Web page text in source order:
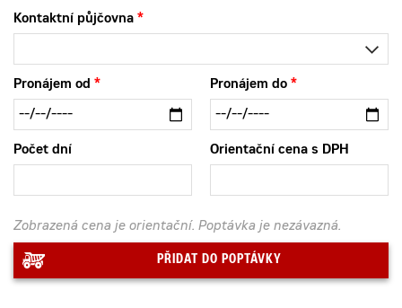
Kontaktní půjčovna
Pronájem od Pronájem do
Počet dní Orientační cena s DPH
Zobrazená cena je orientační. Poptávka je nezávazná.
PŘIDAT DO POPTÁVKY